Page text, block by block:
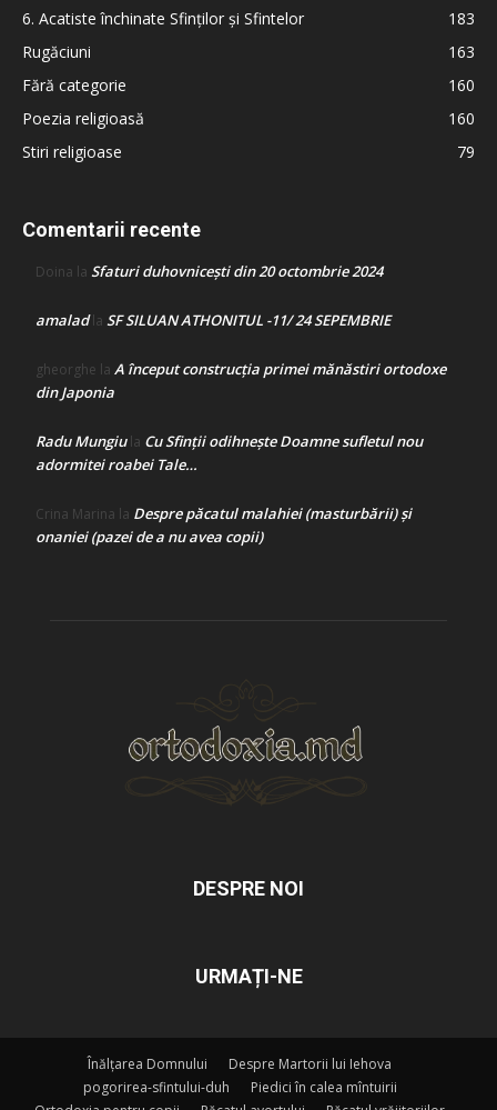
6. Acatiste închinate Sfinților și Sfintelor
183
Rugăciuni
163
Fără categorie
160
Poezia religioasă
160
Stiri religioase
79
Comentarii recente
Doina la Sfaturi duhovnicești din 20 octombrie 2024
amaladla SF SILUAN ATHONITUL -11/ 24 SEPEMBRIE
gheorghe la A început construcţia primei mănăstiri ortodoxe
din Japonia
Radu Mungiula Cu Sfinții odihnește Doamne sufletul nou
adormitei roabei Tale…
Crina Marina la Despre păcatul malahiei (masturbării) şi
onaniei (pazei de a nu avea copii)
DESPRE NOI
URMAȚI-NE
Înălțarea Domnului
Despre Martorii lui Iehova
pogorirea-sfintului-duh
Piedici în calea mîntuirii